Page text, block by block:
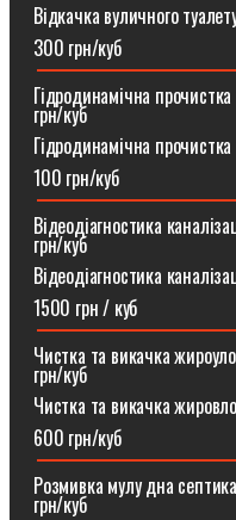
Відкачка вуличного
300 грн/куб
Гідродинамічна
грн/куб
Гідродинамічна
100 грн/куб
Відеодіагностика
грн/куб
Відеодіагностика
1500 грн / куб
Чистка та викачка
грн/куб
Чистка та викачка
600 грн/куб
Розмивка мулу дна
грн/куб